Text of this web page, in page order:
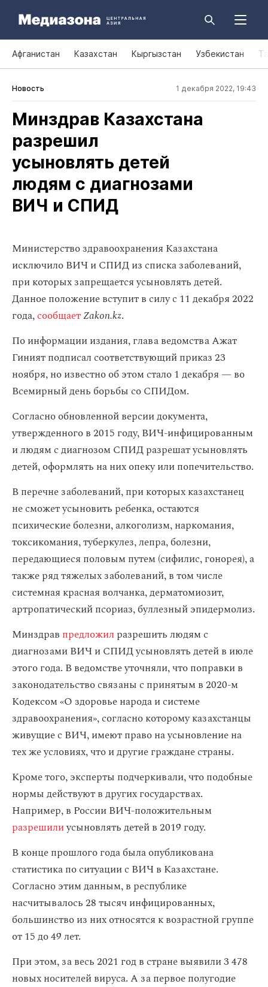
Афганистан Казахстан Кыргызстан Узбекистан
Новость 1 декабря 2022, 19:43
Минздрав Казахстана
разрешил
усыновлять детей
людям с диагнозами
ВИЧ и СПИД
Министерство здравоохранения Казахстана
исключило ВИЧ и СПИД из списка заболеваний,
при которых запрещается усыновлять детей.
Данное положение вступит в силу с 11 декабря 2022
года,сообщаетZakon.kz.
По информации издания, глава ведомства Ажат
Гиният подписал соответствующий приказ 23
ноября, но известно об этом стало 1 декабря — во
Всемирный день борьбы со СПИДом.
Согласно обновленной версии документа,
утвержденного в 2015 году, ВИЧ-инфицированным
и людям с диагнозом СПИД разрешат усыновлять
детей, оформлять на них опеку или попечительство.
В перечне заболеваний, при которых казахстанец
не сможет усыновить ребенка, остаются
психические болезни, алкоголизм, наркомания,
токсикомания, туберкулез, лепра, болезни,
передающиеся половым путем (сифилис, гонорея), а
также ряд тяжелых заболеваний, в том числе
системная красная волчанка, дерматомиозит,
артропатический псориаз, буллезный эпидермолиз.
Минздрав предложил разрешить людям с
диагнозами ВИЧ и СПИД усыновлять детей в июле
этого года. В ведомстве уточняли, что поправки в
законодательство связаны с принятым в 2020-м
Кодексом «О здоровье народа и системе
здравоохранения», согласно которому казахстанцы
живущие с ВИЧ, имеют право на усыновление на
тех же условиях, что и другие граждане страны.
Кроме того, эксперты подчеркивали, что подобные
нормы действуют в других государствах.
Например, в России ВИЧ-положительным
разрешилиусыновлять детей в 2019 году.
В конце прошлого года была опубликована
статистика по ситуации с ВИЧ в Казахстане.
Согласно этим данным, в республике
насчитывалось 28 тысяч инфицированных,
большинство из них относятся к возрастной группе
от 15 до 49 лет.
При этом, за весь 2021 год в стране выявили 3 478
новых носителей вируса. А за первое полугодие